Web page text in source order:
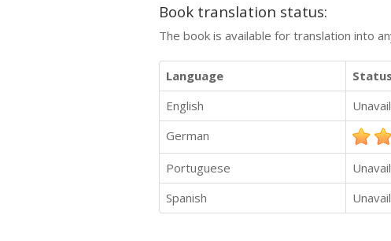
Book translation status:
The book is available for translation into
Language
Status
English
German
Portuguese
Spanish